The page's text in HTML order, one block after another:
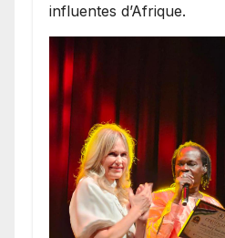
influentes d’Afrique.